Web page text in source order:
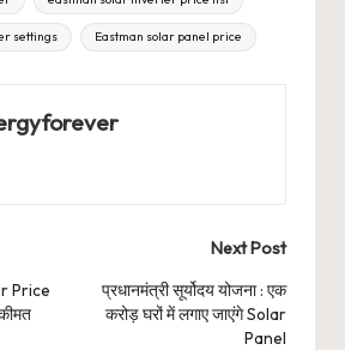
settings Eastman solar panel price
Price
Next Post
प्रधानमंत्री सूर्योदय योजना : एक
करोड़ घरों में लगाए जाएंगे Solar
Panel